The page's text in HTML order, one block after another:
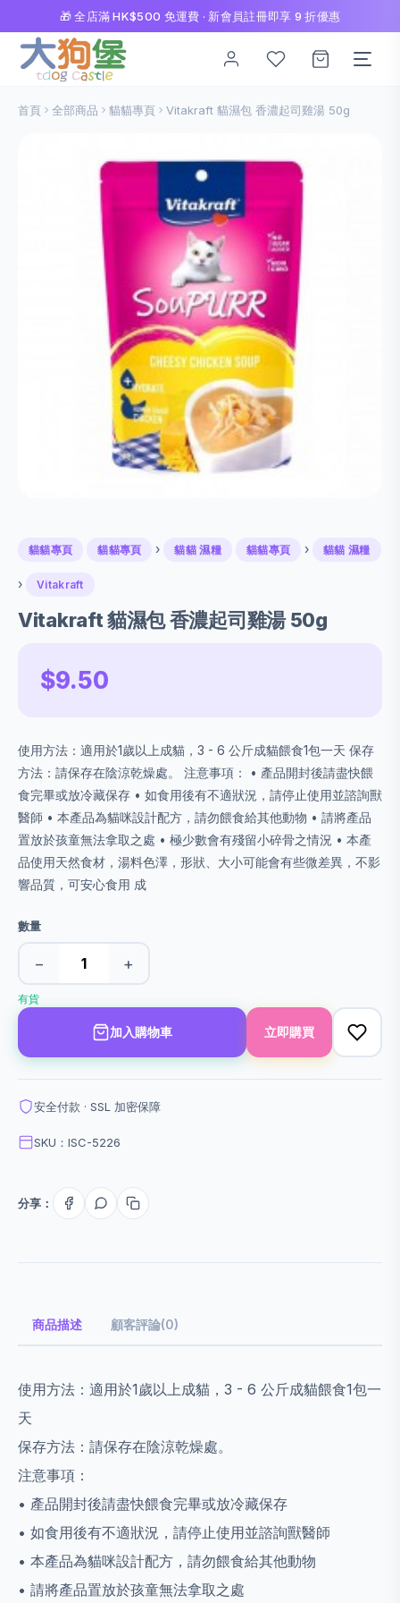
🎁 全店滿 HK$500 免運費 · 新會員註冊即享 9 折優惠
首頁 全部商品 貓貓專頁 Vitakraft 貓濕包 香濃起司雞湯 50g
貓貓專頁 貓貓專頁 › 貓貓 濕糧 貓貓專頁 › 貓貓 濕糧
› Vitakraft
Vitakraft 貓濕包 香濃起司雞湯 50g
$9.50
使用方法：適用於1歲以上成貓，3 - 6 公斤成貓餵食1包一天 保存
方法：請保存在陰涼乾燥處。 注意事項： • 產品開封後請盡快餵
食完畢或放冷藏保存 • 如食用後有不適狀況，請停止使用並諮詢獸
醫師 • 本產品為貓咪設計配方，請勿餵食給其他動物 • 請將產品
置放於孩童無法拿取之處 • 極少數會有殘留小碎骨之情況 • 本產
品使用天然食材，湯料色澤，形狀、大小可能會有些微差異，不影
響品質，可安心食用 成
數量
− +
有貨
加入購物車 立即購買
安全付款 · SSL 加密保障
SKU：ISC-5226
分享：
商品描述 顧客評論(0)
使用方法：適用於1歲以上成貓，3 - 6 公斤成貓餵食1包一
天
保存方法：請保存在陰涼乾燥處。
注意事項：
• 產品開封後請盡快餵食完畢或放冷藏保存
• 如食用後有不適狀況，請停止使用並諮詢獸醫師
• 本產品為貓咪設計配方，請勿餵食給其他動物
• 請將產品置放於孩童無法拿取之處